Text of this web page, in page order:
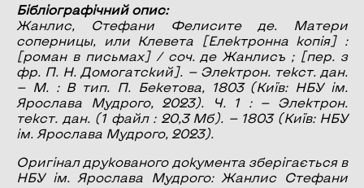
Бібліографічний опис:
Жанлис, Стефани Фелисите де.
Матери
соперницы, или Клевета [Електронна копія] :
[роман в письмах] / соч. де Жанлисъ ; [пер. з
фр. П. Н. Домогатский]. — Электрон. текст. дан.
— М. : В тип. П. Бекетова, 1803 (Київ: НБУ ім.
Ярослава Мудрого, 2023). Ч. 1 : — Электрон.
текст. дан. (1 файл : 20,3 Мб). — 1803 (Київ: НБУ
ім. Ярослава Мудрого, 2023).
Оригінал друкованого документа зберігається в
НБУ ім. Ярослава Мудрого: Жанлис Стефани